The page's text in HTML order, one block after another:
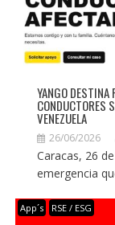
YANGO DESTINA
CONDUCTORES
VENEZUELA
26/06/2026
Caracas, 26
emergencia
App´s RSE / ESG